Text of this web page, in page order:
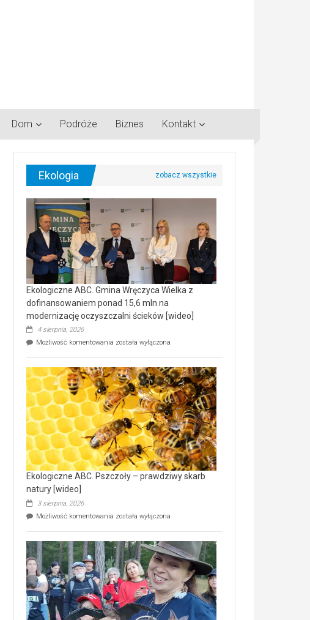
Dom Podróże Biznes Kontakt
Ekologia
Ekologiczne ABC. Gmina Wręczyca Wielka z
dofinansowaniem ponad 15,6 mln na
modernizację oczyszczalni ścieków [wideo]
4 sierpnia, 2026
Możliwość komentowania Ekologiczne
Wręczyca
Wielka
z
dofinansowaniem
ponad
15,6
mln
na
modernizację
oczyszczalni
ścieków
[wideo]
została wyłączona
Ekologiczne ABC. Pszczoły – prawdziwy skarb
natury [wideo]
3 sierpnia, 2026
Możliwość komentowania Ekologiczne
–
prawdziwy
skarb
natury
[wideo]
została wyłączona